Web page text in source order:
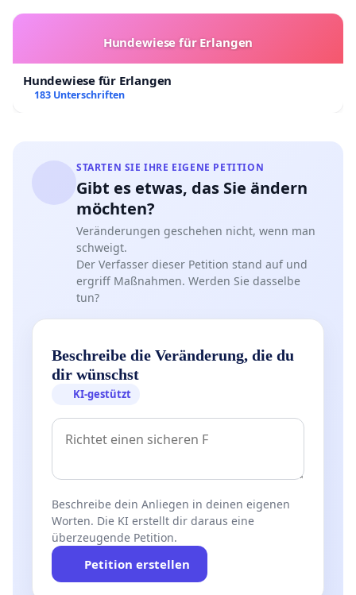
Schaden für die – und auf Kosten der Anrainer.
Die SBB lehnt auch jedes Entgegenkommen bei der
Streckenkapazität oder moderate
Geschwindigkeitsanpassungen zugunsten einer die
unumstößliche Lösung anzusehen sei. Es werden
keinerlei Alternativen vorgeschlagen und keinerlei
Kompromisse in Betracht gezogen. Auch ist nicht zu
erkennen, dass der Schweizer Bevölkerung ähnliche
Belastungen bei so geringer Entschädigung zugemutet
(16.06.2025 - Rechtschreibfehler entfernt)
Hundewiese für Erlangen
Hundewiese für Erlangen
183 Unterschriften
STARTEN SIE IHRE EIGENE PETITION
Gibt es etwas, das Sie ändern
möchten?
Veränderungen geschehen nicht, wenn man
schweigt.
Der Verfasser dieser Petition stand auf und
ergriff Maßnahmen. Werden Sie dasselbe
tun?
Beschreibe die Veränderung, die du
dir wünschst
KI-gestützt
Beschreibe dein Anliegen in deinen eigenen
Worten. Die KI erstellt dir daraus eine
überzeugende Petition.
Petition erstellen